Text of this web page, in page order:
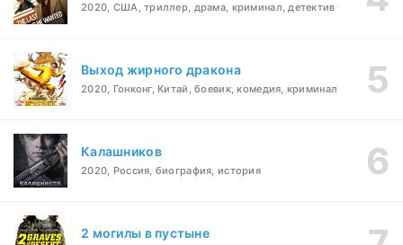
2020, США, триллер, драма, криминал, детектив
Выход жирного дракона
2020, Гонконг, Китай, боевик, комедия, криминал
Калашников
2020, Россия, биография, история
2 могилы в пустыне